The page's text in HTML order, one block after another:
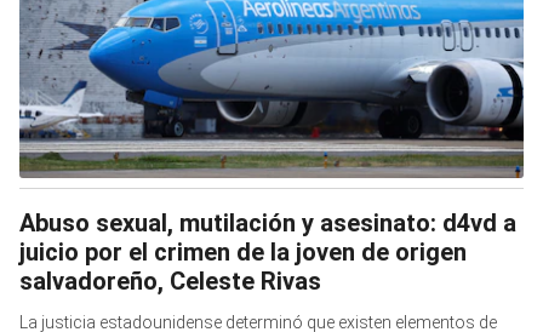
Abuso sexual, mutilación y asesinato: d4vd a
juicio por el crimen de la joven de origen
salvadoreño, Celeste Rivas
La justicia estadounidense determinó que existen elementos de